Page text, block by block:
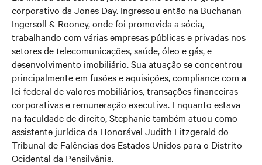
corporativo da Jones Day. Ingressou então na Buchanan
Ingersoll & Rooney, onde foi promovida a sócia,
trabalhando com várias empresas públicas e privadas nos
setores de telecomunicações, saúde, óleo e gás, e
desenvolvimento imobiliário. Sua atuação se concentrou
principalmente em fusões e aquisições, compliance com a
lei federal de valores mobiliários, transações financeiras
corporativas e remuneração executiva. Enquanto estava
na faculdade de direito, Stephanie também atuou como
assistente jurídica da Honorável Judith Fitzgerald do
Tribunal de Falências dos Estados Unidos para o Distrito
Ocidental da Pensilvânia.